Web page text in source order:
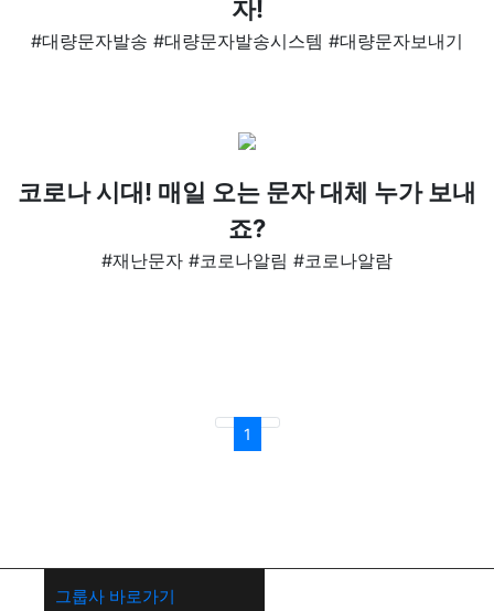
자!
#대량문자발송 #대량문자발송시스템 #대량문자보내기
코로나 시대! 매일 오는 문자 대체 누가 보내
죠?
#재난문자 #코로나알림 #코로나알람
1
그룹사 바로가기